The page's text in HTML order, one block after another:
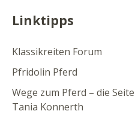
Linktipps
Klassikreiten Forum
Pfridolin Pferd
Wege zum Pferd – die
Tania Konnerth